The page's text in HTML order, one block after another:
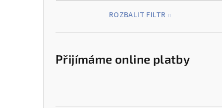
ROZBALIT FILTR
Přijímáme online platby